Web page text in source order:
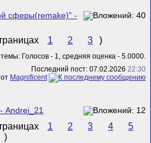
сферы(remake)" -
1 2 3 )
Последний пост: 07.02.2026 22:30
от Magnificent
Andrei_21
1 2 3 4
5
)